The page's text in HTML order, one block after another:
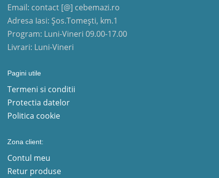
Email: contact [@] cebemazi.ro
Adresa Iasi: Șos.Tomești, km.1
Program: Luni-Vineri 09.00-17.00
Livrari: Luni-Vineri
Pagini utile
Termeni si conditii
Protectia datelor
Politica cookie
Zona client:
Contul meu
Retur produse